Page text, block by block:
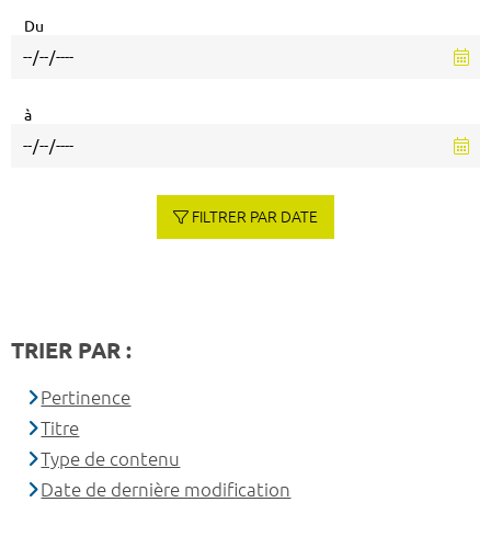
Du
à
FILTRER PAR DATE
TRIER PAR :
Pertinence
Titre
Type de contenu
Date de dernière modification